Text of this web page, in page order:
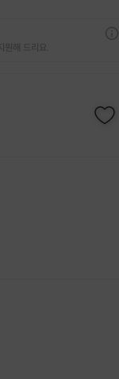
원해 드리요.